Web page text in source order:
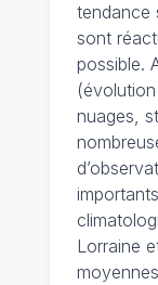
tendance
sont
possible.
nuages,
Lorraine